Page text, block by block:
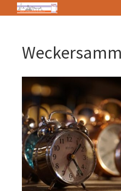
Weckersamm